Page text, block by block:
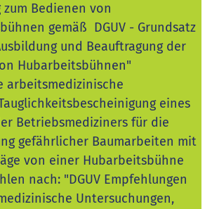
zum Bedienen von
gemäß DGUV - Grundsatz
und Beauftragung der
Hubarbeitsbühnen"
arbeitsmedizinische
eines
Betriebsmediziners für die
gefährlicher Baumarbeiten mit
von einer Hubarbeitsbühne
nach: "DGUV Empfehlungen
Untersuchungen,